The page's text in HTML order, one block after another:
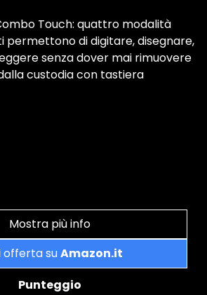
Touch: quattro modalità
permettono di digitare, disegnare,
senza dover mai rimuovere
custodia con tastiera
Mostra più info
offerta suAmazon.it
Punteggio